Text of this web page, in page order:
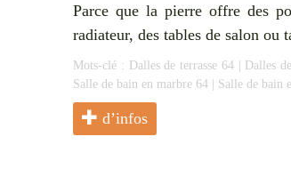
Parce que la pierre offre des
radiateur, des tables de salon ou
Mots-clé : Dalles de terrasse 64| Dalles
Salle de bain en marbre 64 | Salle de bain
d’infos